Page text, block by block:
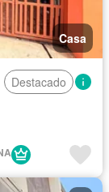
Casa
Destacado